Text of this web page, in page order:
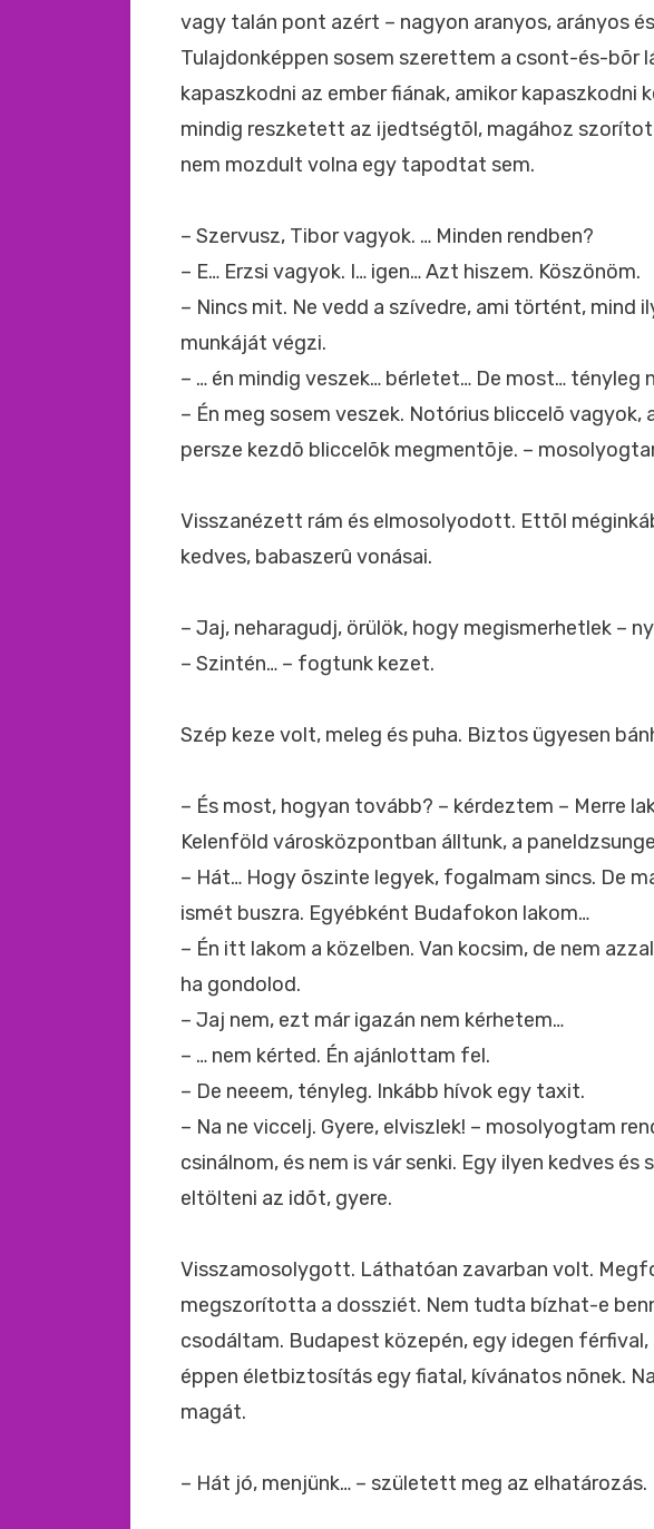
vagy talán pont azért – nagyon aranyos, arányos
Tulajdonképpen sosem szerettem a csont-és-bõr
kapaszkodni az ember fiának, amikor kapaszkodni
mindig reszketett az ijedtségtõl, magához
nem mozdult volna egy tapodtat sem.
– Szervusz, Tibor vagyok. … Minden rendben?
– E… Erzsi vagyok. I… igen… Azt hiszem. Köszönöm.
– Nincs mit. Ne vedd a szívedre, ami történt, mind
munkáját végzi.
– … én mindig veszek… bérletet… De most… tényleg
– Én meg sosem veszek. Notórius bliccelõ
persze kezdõ bliccelõk megmentõje. –
Visszanézett rám és elmosolyodott. Ettõl
kedves, babaszerû vonásai.
– Jaj, neharagudj, örülök, hogy megismerhetlek –
– Szintén… – fogtunk kezet.
Szép keze volt, meleg és puha. Biztos ügyesen
– És most, hogyan tovább? – kérdeztem – Merre
Kelenföld városközpontban álltunk, a
– Hát… Hogy õszinte legyek, fogalmam sincs. De
ismét buszra. Egyébként Budafokon lakom…
– Én itt lakom a közelben. Van kocsim, de nem
ha gondolod.
– Jaj nem, ezt már igazán nem kérhetem…
– … nem kérted. Én ajánlottam fel.
– De neeem, tényleg. Inkább hívok egy taxit.
– Na ne viccelj. Gyere, elviszlek! – mosolyogtam
csinálnom, és nem is vár senki. Egy ilyen kedves és
eltölteni az idõt, gyere.
Visszamosolygott. Láthatóan zavarban volt.
megszorította a dossziét. Nem tudta bízhat-e
csodáltam. Budapest közepén, egy idegen férfival,
éppen életbiztosítás egy fiatal, kívánatos nõnek.
magát.
– Hát jó, menjünk… – született meg az elhatározás.